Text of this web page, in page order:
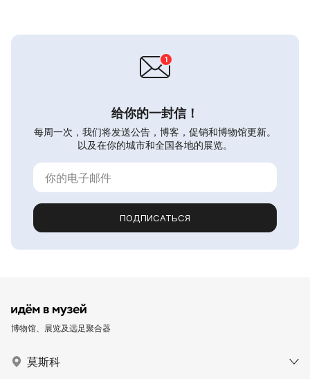
给你的一封信！
每周一次，我们将发送公告，博客，促销和博物馆更新。
以及在你的城市和全国各地的展览。
ПОДПИСАТЬСЯ
博物馆、展览及远足聚合器
莫斯科